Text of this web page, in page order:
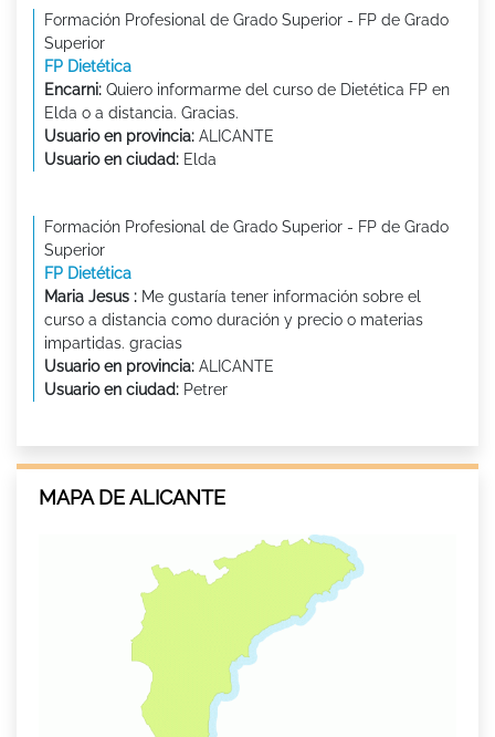
Formación Profesional de Grado Superior - FP de Grado
Superior
FP Dietética
Encarni: Quiero informarme del curso de Dietética FP en
Elda o a distancia. Gracias.
Usuario en provincia: ALICANTE
Usuario en ciudad: Elda
Formación Profesional de Grado Superior - FP de Grado
Superior
FP Dietética
Maria Jesus : Me gustaría tener información sobre el
curso a distancia como duración y precio o materias
impartidas. gracias
Usuario en provincia: ALICANTE
Usuario en ciudad: Petrer
MAPA DE ALICANTE